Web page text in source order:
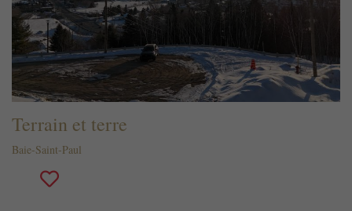
Terrain et terre
Baie-Saint-Paul